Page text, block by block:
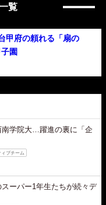
覧
甲府の頼れる「扇の
園
南学院大…躍進の裏に「企
ブチーム
ーパー1年生たちが続々デ